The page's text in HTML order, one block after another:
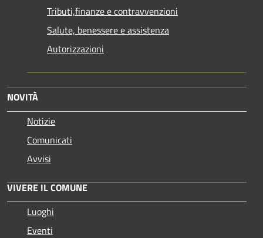
Tributi,finanze e contravvenzioni
Salute, benessere e assistenza
Autorizzazioni
NOVITÀ
Notizie
Comunicati
Avvisi
VIVERE IL COMUNE
Luoghi
Eventi